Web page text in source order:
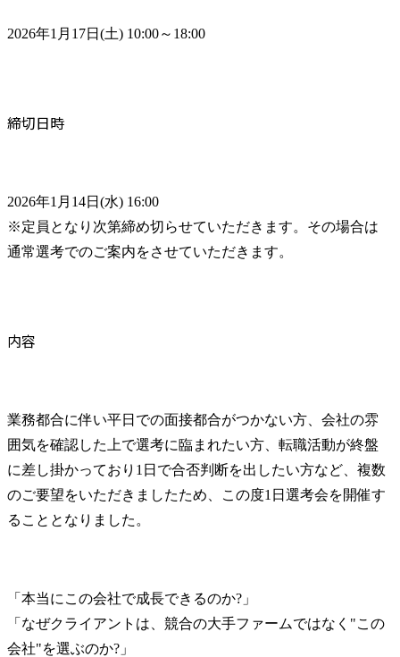
2026年1月17日(土) 10:00～18:00
締切日時
2026年1月14日(水) 16:00
※定員となり次第締め切らせていただきます。その場合は
通常選考でのご案内をさせていただきます。
内容
業務都合に伴い平日での面接都合がつかない方、会社の雰
囲気を確認した上で選考に臨まれたい方、転職活動が終盤
に差し掛かっており1日で合否判断を出したい方など、複数
のご要望をいただきましたため、この度1日選考会を開催す
ることとなりました。
「本当にこの会社で成長できるのか?」
「なぜクライアントは、競合の大手ファームではなく"この
会社"を選ぶのか?」